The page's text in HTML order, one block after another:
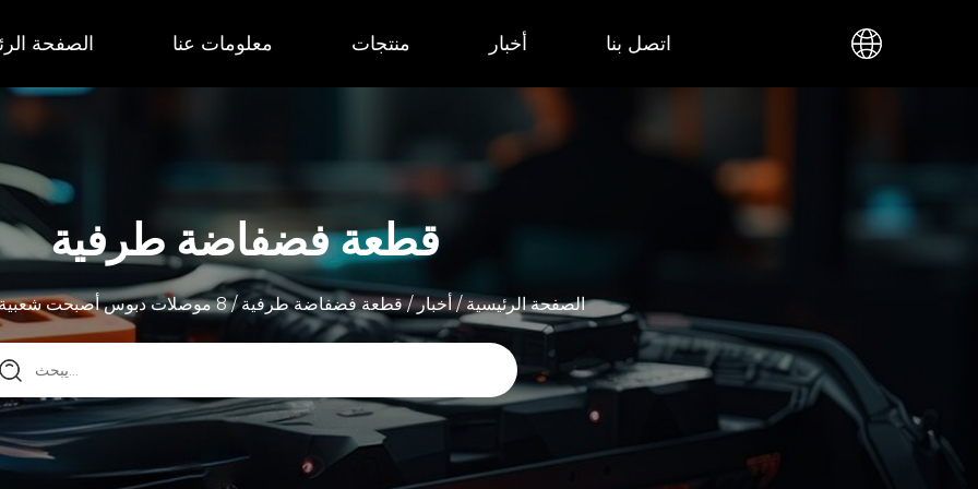
الصفحة معلومات عنا منتجات أخبار اتصل بنا
قطعة فضفاضة طرفية
الصفحة الرئيسية/أخبار/قطعة فضفاضة طرفية/8 موصلات دبوس أصبحت شعبية بشكل متزايد